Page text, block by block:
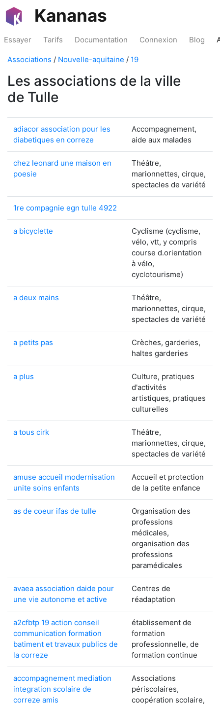
Kananas
Essayer Tarifs Documentation Connexion Blog
Associations / Nouvelle-aquitaine / 19
Les associations de la ville
de Tulle
adiacor association pour les
diabetiques en correze
Accompagnement,
aide aux malades
chez leonard une maison en
poesie
Théâtre,
marionnettes, cirque,
spectacles de variété
1re compagnie egn tulle 4922
a bicyclette
Cyclisme (cyclisme,
vélo, vtt, y compris
course d.orientation
à vélo,
cyclotourisme)
a deux mains
Théâtre,
marionnettes, cirque,
spectacles de variété
a petits pas
Crèches, garderies,
haltes garderies
a plus
Culture, pratiques
d'activités
artistiques, pratiques
culturelles
a tous cirk
Théâtre,
marionnettes, cirque,
spectacles de variété
amuse accueil modernisation
unite soins enfants
Accueil et protection
de la petite enfance
as de coeur ifas de tulle
Organisation des
professions
médicales,
organisation des
professions
paramédicales
avaea association daide pour
une vie autonome et active
Centres de
réadaptation
a2cfbtp 19 action conseil
communication formation
batiment et travaux publics de
la correze
établissement de
formation
professionnelle, de
formation continue
accompagnement mediation
integration scolaire de
correze amis
Associations
périscolaires,
coopération scolaire,